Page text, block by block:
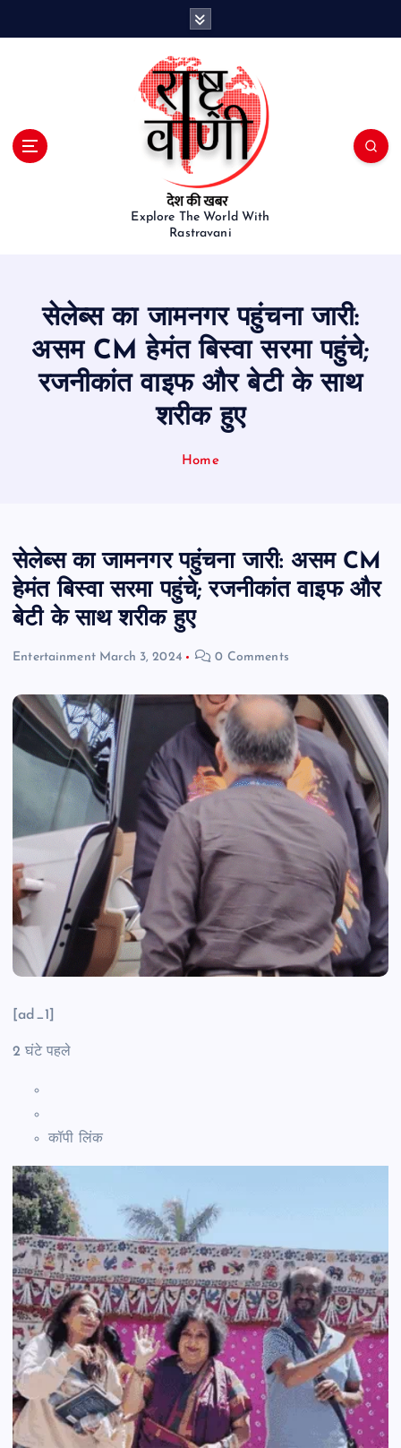
Explore The World With
Rastravani
सेलेब्स का जामनगर पहुंचना जारी:
असम CM हेमंत बिस्वा सरमा पहुंचे;
रजनीकांत वाइफ और बेटी के साथ
शरीक हुए
Home
सेलेब्स का जामनगर पहुंचना जारी: असम CM
हेमंत बिस्वा सरमा पहुंचे; रजनीकांत वाइफ और
बेटी के साथ शरीक हुए
Entertainment March 3, 2024 0 Comments
[ad_1]
2 घंटे पहले
कॉपी लिंक